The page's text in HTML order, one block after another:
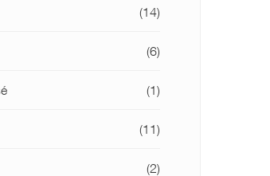
(14)
(6)
(1)
(11)
(2)